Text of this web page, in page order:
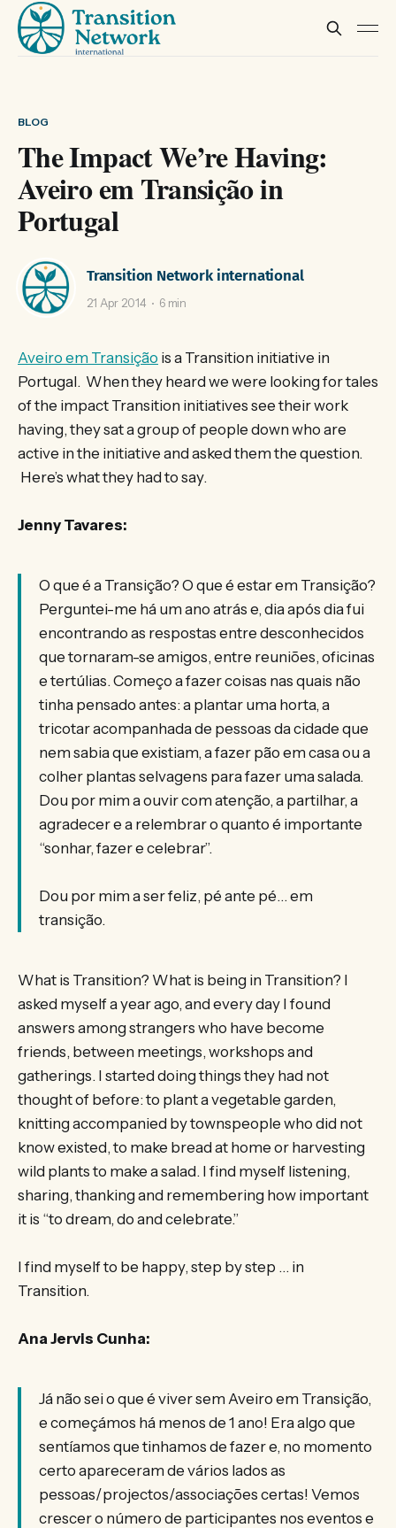
BLOG
The Impact We’re Having:
Aveiro em Transição in
Portugal
Transition Network international
21 Apr 2014 6 min
Aveiro em Transição is a Transition initiative in
Portugal. When they heard we were looking for tales
of the impact Transition initiatives see their work
having, they sat a group of people down who are
active in the initiative and asked them the question.
Here’s what they had to say.
Jenny Tavares:
O que é a Transição? O que é estar em Transição?
Perguntei-me há um ano atrás e, dia após dia fui
encontrando as respostas entre desconhecidos
que tornaram-se amigos, entre reuniões, oficinas
e tertúlias. Começo a fazer coisas nas quais não
tinha pensado antes: a plantar uma horta, a
tricotar acompanhada de pessoas da cidade que
nem sabia que existiam, a fazer pão em casa ou a
colher plantas selvagens para fazer uma salada.
Dou por mim a ouvir com atenção, a partilhar, a
agradecer e a relembrar o quanto é importante
“sonhar, fazer e celebrar”.
Dou por mim a ser feliz, pé ante pé… em
transição.
What is Transition? What is being in Transition? I
asked myself a year ago, and every day I found
answers among strangers who have become
friends, between meetings, workshops and
gatherings. I started doing things they had not
thought of before: to plant a vegetable garden,
knitting accompanied by townspeople who did not
know existed, to make bread at home or harvesting
wild plants to make a salad. I find myself listening,
sharing, thanking and remembering how important
it is “to dream, do and celebrate.”
I find myself to be happy, step by step … in
Transition.
Ana Jervis Cunha:
Já não sei o que é viver sem Aveiro em Transição,
e começámos há menos de 1 ano! Era algo que
sentíamos que tinhamos de fazer e, no momento
certo apareceram de vários lados as
pessoas/projectos/associações certas! Vemos
crescer o número de participantes nos eventos e